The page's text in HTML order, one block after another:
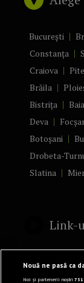
București
Constanța
Craiova
Brăila
Bistrița
Deva
Botoșani
Drobeta-
Slatina
Link-
Politică de
Termeni și
Nouă ne pasă ca
Noi și partenerii noștri731